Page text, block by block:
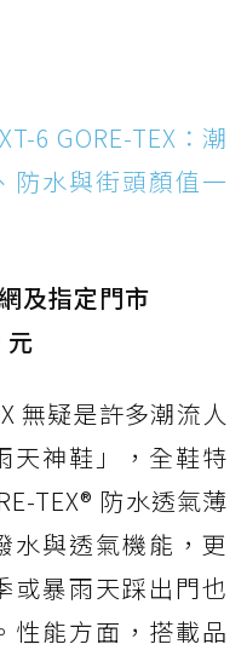
6 GORE-TEX：潮
防水與街頭顏值一
及指定門市
元
無疑是許多潮流人
天神鞋」，全鞋特
TEX® 防水透氣薄
水與透氣機能，更
或暴雨天踩出門也
性能方面，搭載品